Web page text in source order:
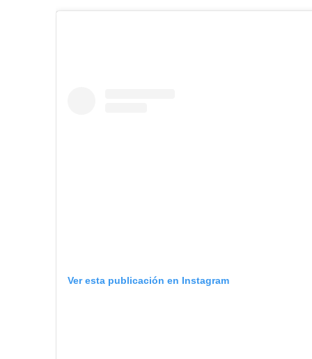
Ver esta publicación en Instagram